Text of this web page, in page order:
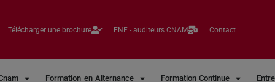
Télécharger une brochure ENF - auditeurs CNAM Contact
Formation en Alternance Formation Continue